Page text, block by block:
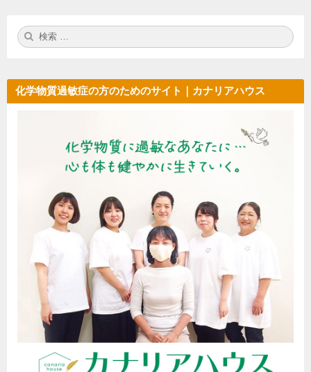
検
索:
化学物質過敏症の方のためのサイト｜カナリアハウス